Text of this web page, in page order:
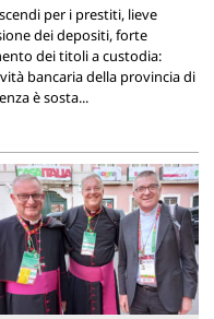
per i prestiti, lieve
dei depositi, forte
dei titoli a custodia:
bancaria della provincia di
è sosta...